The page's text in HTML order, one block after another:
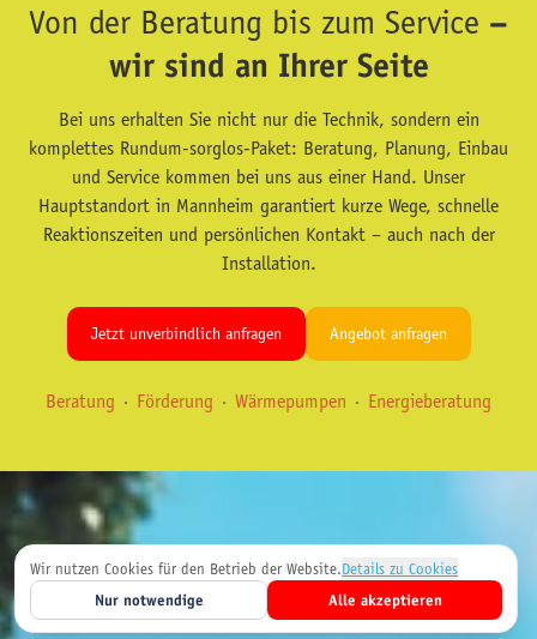
Wir nutzen Cookies für den Betrieb der Website.Details zu Cookies
Nur notwendige Alle akzeptieren
Von der Beratung bis zum Service –
wir sind an Ihrer Seite
Bei uns erhalten Sie nicht nur die Technik, sondern ein
komplettes Rundum-sorglos-Paket: Beratung, Planung, Einbau
und Service kommen bei uns aus einer Hand. Unser
Hauptstandort in Mannheim garantiert kurze Wege, schnelle
Reaktionszeiten und persönlichen Kontakt – auch nach der
Installation.
Jetzt unverbindlich anfragen Angebot anfragen
Beratung · Förderung · Wärmepumpen · Energieberatung